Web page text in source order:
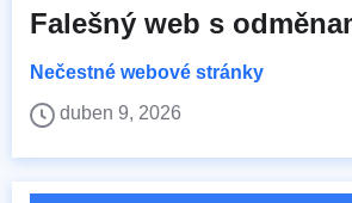
Falešný web s
Nečestné webové stránky
duben 9, 2026